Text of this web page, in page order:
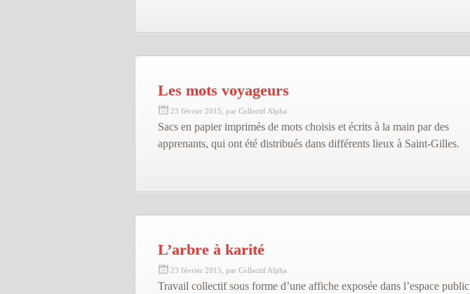
Les mots voyageurs
23 février 2015, par Collectif Alpha
Sacs en papier imprimés de mots choisis et écrits à la main par des
apprenants, qui ont été distribués dans différents lieux à Saint-Gilles.
L’arbre à karité
23 février 2015, par Collectif Alpha
Travail collectif sous forme d’une affiche exposée dans l’espace public